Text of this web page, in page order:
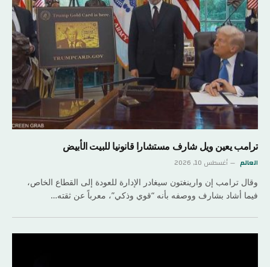
ترامب يعين ويل شارف مستشارا قانونيا للبيت الأبيض
العالم أغسطس 10, 2026
وقال ترامب إن وارينغتون سيغادر الإدارة للعودة إلى القطاع الخاص،
فيما أشاد بشارف ووصفه بأنه “قوي وذكي”، معرباً عن ثقته…